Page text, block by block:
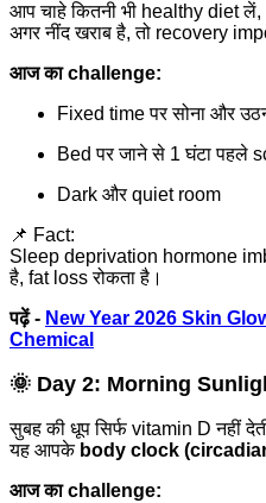
आप चाहे कितनी भी healthy diet लें,
अगर नींद खराब है, तो recovery
आज का challenge:
Fixed time पर सोना और
Bed पर जाने से 1 घंटा पहले
Dark और quiet room
📌 Fact:
Sleep deprivation hormone
है, fat loss रोकता है।
पढ़ें - New Year 2026 Skin
Chemical
🌞 Day 2: Morning
सुबह की धूप सिर्फ vitamin D नहीं
यह आपके body clock
आज का challenge: